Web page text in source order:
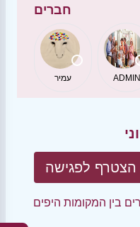
חברים
עמיר ADMIN
הצטרף לפגישה
בין המקומות היפים